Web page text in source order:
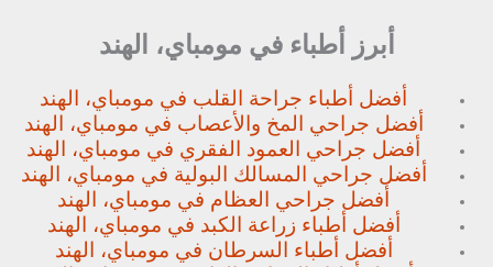
أبرز أطباء في مومباي، الهند
أفضل أطباء جراحة القلب في مومباي، الهند
أفضل جراحي المخ والأعصاب في مومباي، الهند
أفضل جراحي العمود الفقري في مومباي، الهند
أفضل جراحي المسالك البولية في مومباي، الهند
أفضل جراحي العظام في مومباي، الهند
أفضل أطباء زراعة الكبد في مومباي، الهند
أفضل أطباء السرطان في مومباي، الهند